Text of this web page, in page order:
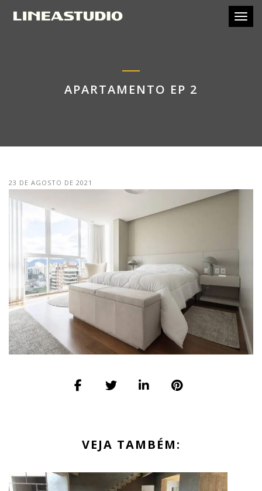
APARTAMENTO EP 2
23 DE AGOSTO DE 2021
VEJA TAMBÉM: